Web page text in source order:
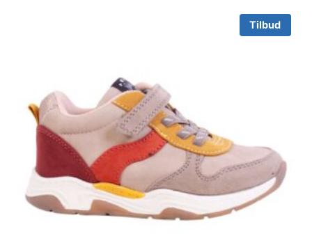
Tilbud